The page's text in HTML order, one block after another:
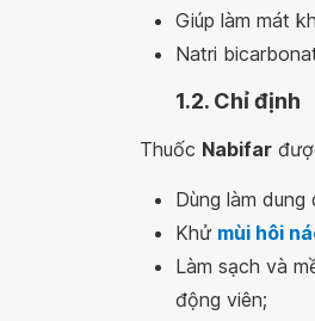
Giúp làm mát
Natri
1.2. Chỉ định
Thuốc Nabifar
Dùng làm
Khử mùi hôi
Làm sạch và
động viên;